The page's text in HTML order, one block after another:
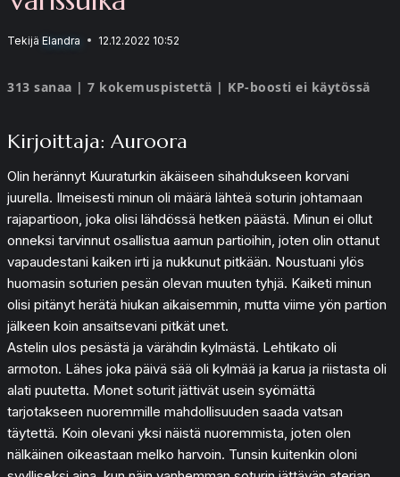
Tekijä Elandra 12.12.2022 10:52
313 sanaa | 7 kokemuspistettä | KP-boosti ei käytössä
Kirjoittaja: Auroora
Olin herännyt Kuuraturkin äkäiseen sihahdukseen korvani
juurella. Ilmeisesti minun oli määrä lähteä soturin johtamaan
rajapartioon, joka olisi lähdössä hetken päästä. Minun ei ollut
onneksi tarvinnut osallistua aamun partioihin, joten olin ottanut
vapaudestani kaiken irti ja nukkunut pitkään. Noustuani ylös
huomasin soturien pesän olevan muuten tyhjä. Kaiketi minun
olisi pitänyt herätä hiukan aikaisemmin, mutta viime yön partion
jälkeen koin ansaitsevani pitkät unet.
Astelin ulos pesästä ja värähdin kylmästä. Lehtikato oli
armoton. Lähes joka päivä sää oli kylmää ja karua ja riistasta oli
alati puutetta. Monet soturit jättivät usein syömättä
tarjotakseen nuoremmille mahdollisuuden saada vatsan
täytettä. Koin olevani yksi näistä nuoremmista, joten olen
nälkäinen oikeastaan melko harvoin. Tunsin kuitenkin oloni